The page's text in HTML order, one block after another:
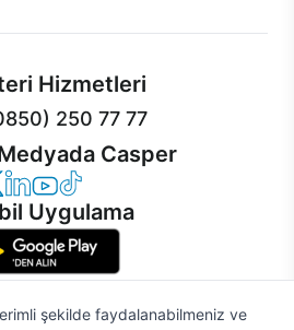
Hizmetleri
250 77 77
Casper
Instagram
Twitter
Casper LinkedIn
Casper YouTube
Casper TikTok
Uygulama
şekilde faydalanabilmeniz ve